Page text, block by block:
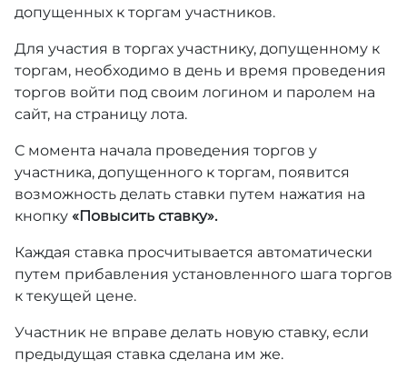
допущенных к торгам участников.
Для участия в торгах участнику, допущенному к
торгам, необходимо в день и время проведения
торгов войти под своим логином и паролем на
сайт, на страницу лота.
С момента начала проведения торгов у
участника, допущенного к торгам, появится
возможность делать ставки путем нажатия на
кнопку «Повысить ставку».
Каждая ставка просчитывается автоматически
путем прибавления установленного шага торгов
к текущей цене.
Участник не вправе делать новую ставку, если
предыдущая ставка сделана им же.